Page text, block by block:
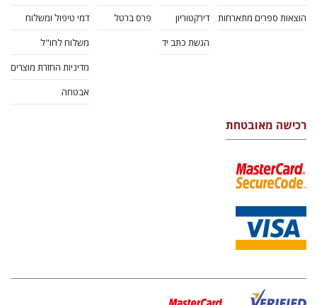
הוצאות ספרים מתארחות
דירקטוריון
הגשת כתב יד
פרס ברטל
דמי טיפול ומשלוח
משלוח לחו"ל
מדיניות החזרת מוצרים
אבטחה
רכישה מאובטחת